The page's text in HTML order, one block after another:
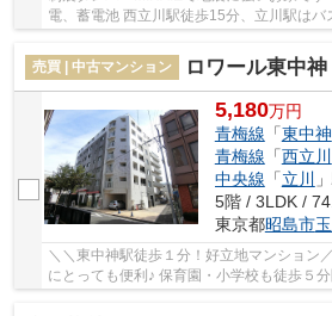
電、蓄電池 西立川駅徒歩15分、立川駅はバ
スーパーなどが徒歩10分内 仕様が良い納得
売買 | 中古マンション
ロワール東中神
5,180万円
青梅線 「東中神
青梅線 「西立川
中央線 「立川
」
5階 / 3LDK /
東京都昭島市
＼＼東中神駅徒歩１分！好立地マンション
にとっても便利♪ 保育園・小学校も徒歩５
お暮らしいただける環境です♪ 徒歩圏内